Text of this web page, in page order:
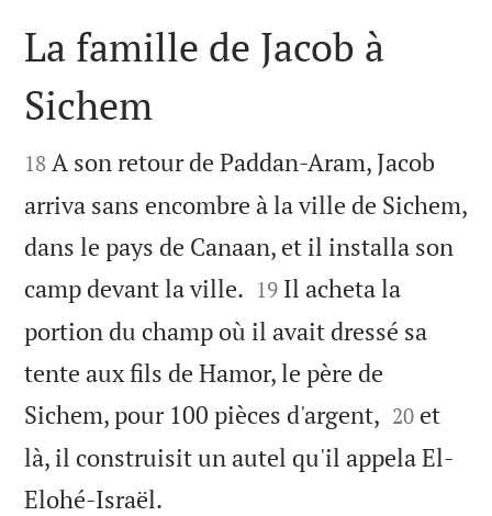

La famille de Jacob à
Sichem

18 A son retour de Paddan-Aram, Jacob
arriva sans encombre à la ville de Sichem,
dans le pays de Canaan, et il installa son
camp devant la ville. 

19 Il acheta la
portion du champ où il avait dressé sa
tente aux fils de Hamor, le père de
Sichem, pour 100 pièces d'argent, 

20 et
là, il construisit un autel qu'il appela El-
Elohé-Israël.